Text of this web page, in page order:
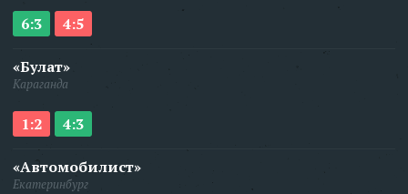
6:3 4:5
«Булат»
Караганда
1:2 4:3
«Автомобилист»
Екатеринбург